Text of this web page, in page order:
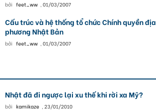
bởi feet_ww , 01/03/2007
Cấu trúc và hệ thống tổ chức Chính quyền địa
phương Nhật Bản
bởi feet_ww , 01/03/2007
Nhật đã đi ngược lại xu thế khi rời xa Mỹ?
bởi kamikaze , 23/01/2010